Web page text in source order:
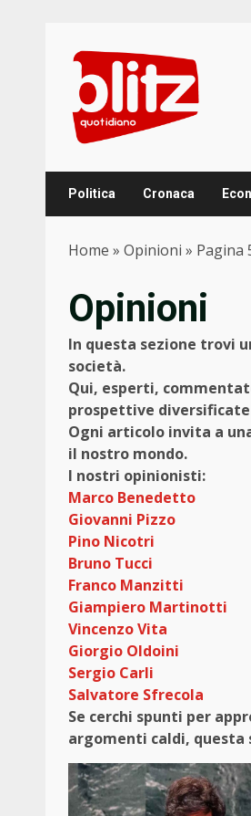
content
Politica Cronaca
Home » Opinioni » Pagina
Opinioni
In questa sezione trovi
società.
Qui, esperti,
prospettive
Ogni articolo invita a
il nostro mondo.
I nostri opinionisti:
Marco Benedetto
Giovanni Pizzo
Pino Nicotri
Bruno Tucci
Franco Manzitti
Giampiero Martinotti
Vincenzo Vita
Giorgio Oldoini
Sergio Carli
Salvatore Sfrecola
Se cerchi spunti per
argomenti caldi, questa